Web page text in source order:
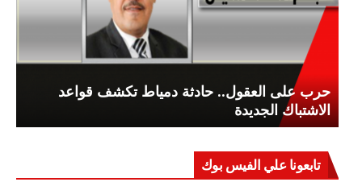
حرب على العقول.. حادثة دمياط تكشف قواعد
الاشتباك الجديدة
تابعونا علي الفيس بوك